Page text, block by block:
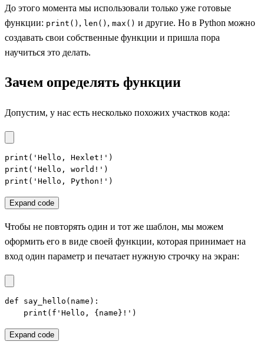
До этого момента мы использовали только уже готовые
функции: print() , len() , max() и другие. Но в Python можно
создавать свои собственные функции и пришла пора
научиться это делать.
Зачем определять функции
Допустим, у нас есть несколько похожих участков кода:
print('Hello, Hexlet!')
print('Hello, world!')
print('Hello, Python!')
Expand code
Чтобы не повторять один и тот же шаблон, мы можем
оформить его в виде своей функции, которая принимает на
вход один параметр и печатает нужную строчку на экран:
def say_hello(name):
    print(f'Hello, {name}!')
Expand code